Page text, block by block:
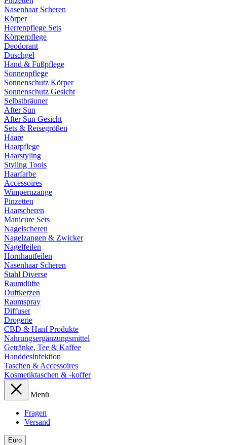
Nasenhaar Scheren
Körper
Herrenpflege Sets
Körperpflege
Deodorant
Duschgel
Hand & Fußpflege
Sonnenpflege
Sonnenschutz Körper
Sonnenschutz Gesicht
Selbstbräuner
After Sun
After Sun Gesicht
Sets & Reisegrößen
Haare
Haarpflege
Haarstyling
Styling Tools
Haarfarbe
Accessoires
Wimpernzange
Pinzetten
Haarscheren
Manicure Sets
Nagelscheren
Nagelzangen & Zwicker
Nagelfeilen
Hornhautfeilen
Nasenhaar Scheren
Stahl Diverse
Raumdüfte
Duftkerzen
Raumspray
Diffuser
Drogerie
CBD & Hanf Produkte
Nahrungsergänzungsmittel
Getränke, Tee & Kaffee
Handdesinfektion
Taschen & Accessoires
Kosmetiktaschen & -koffer
Menü
Fragen
Versand
Euro